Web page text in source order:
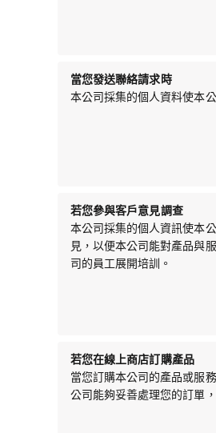
當您發送聯絡請求時
本公司採集的個人資料使本
若您參與客戶意見調查
本公司採集的個人資訊使本
見，以便本公司能對產品與
司的員工展開培訓。
若您在線上商店訂購產品
當您訂購本公司的產品或服
公司能夠妥善處理您的訂單